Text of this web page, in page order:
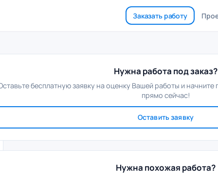
Заказать работу
Нужна работа под заказ?
бесплатную заявку на оценку Вашей работы и
прямо сейчас!
Оставить заявку
Нужна похожая работа?